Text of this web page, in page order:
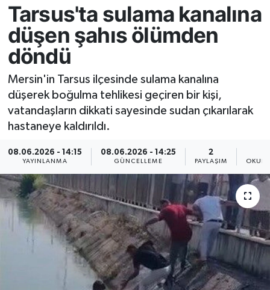
Tarsus'ta sulama kanalına
düşen şahıs ölümden
döndü
Mersin'in Tarsus ilçesinde sulama kanalına
düşerek boğulma tehlikesi geçiren bir kişi,
vatandaşların dikkati sayesinde sudan çıkarılarak
hastaneye kaldırıldı.
08.06.2026 - 14:15
YAYINLANMA
08.06.2026 - 14:25
GÜNCELLEME
2
PAYLAŞIM
Gündem
Kültür-Sanat
Resmi İlan
Sağlık
Siyaset
Spor
Yaşam